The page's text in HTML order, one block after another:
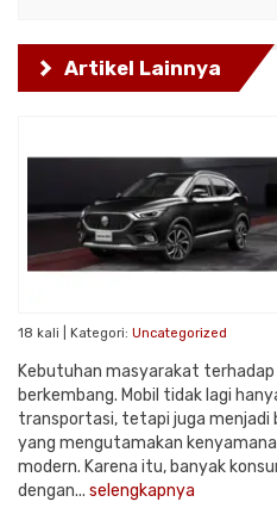
Artikel Lainnya
18 kali | Kategori: Uncategorized
Kebutuhan masyarakat terhadap
berkembang. Mobil tidak lagi
transportasi, tetapi juga menjadi
yang mengutamakan
modern. Karena itu, banyak
dengan... selengkapnya